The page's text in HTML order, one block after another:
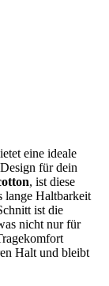
eine ideale
für dein
, ist diese
lange Haltbarkeit
ist die
nicht nur für
Halt und bleibt